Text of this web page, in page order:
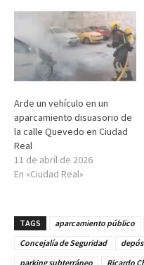
Arde un vehículo en un
aparcamiento disuasorio de
la calle Quevedo en Ciudad
Real
11 de abril de 2026
En «Ciudad Real»
TAGS aparcamiento público
Concejalía de Seguridad
parking subterráneo
Ricardo